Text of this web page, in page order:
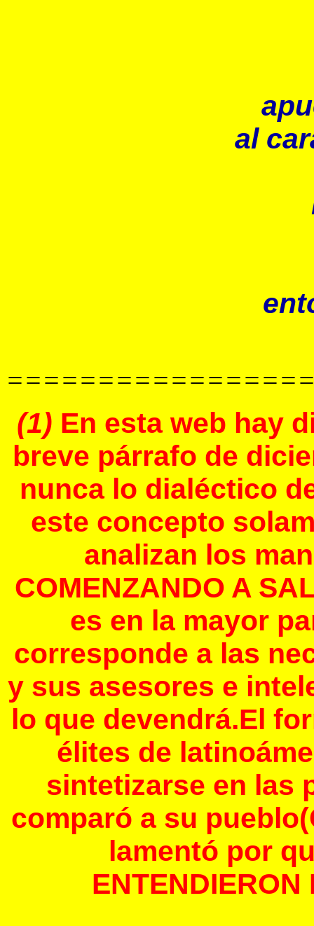
al
(1) En esta web hay
breve párrafo de
nunca lo dialéctico
este concepto
analizan los
COMENZANDO A
es en la mayor
corresponde a las
y sus asesores e
lo que devendrá.El
élites de
sintetizarse en las
comparó a su
lamentó por
ENTENDIERON